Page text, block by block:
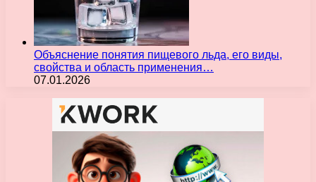
Объяснение понятия пищевого льда, его виды,
свойства и область применения…
07.01.2026